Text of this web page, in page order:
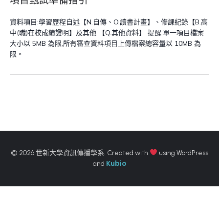
資料項目:學習歷程自述【N.自傳、O.讀書計畫】、修課紀錄【B.高
中(職)在校成績證明】及其他 【Q.其他資料】 提醒:單一項目檔案
大小以 5MB 為限,所有審查資料項目上傳檔案總容量以 10MB 為
限。
© 2026 世新大學資訊傳播學系. Created with
using WordPress
and Kubio